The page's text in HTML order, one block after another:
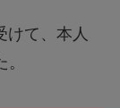
けて、本人